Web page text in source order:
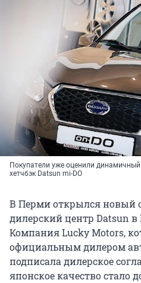
Покупатели уже оценили динамичный
хетчбэк Datsun mi-DO
В Перми открылся новый
дилерский центр Datsun
Компания Lucky Motors,
официальным дилером
подписала дилерское
японское качество стало